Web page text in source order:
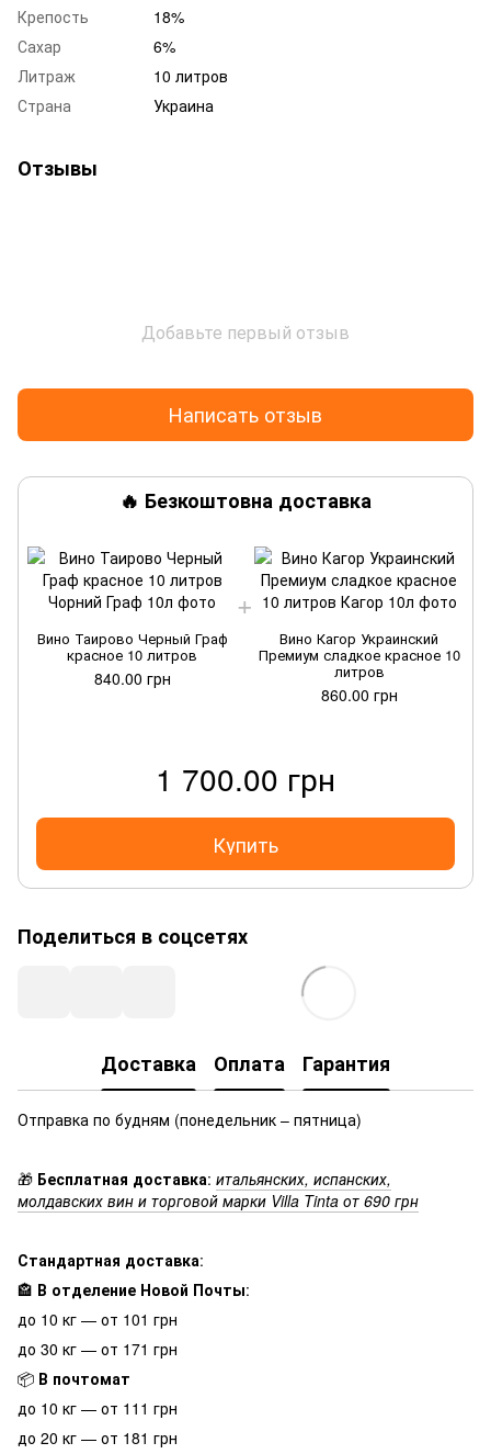
Крепость
18%
Сахар
6%
Литраж
10 литров
Страна
Украина
Отзывы
Добавьте первый отзыв
Написать отзыв
🔥 Безкоштовна доставка
Вино Таирово Черный Граф
красное 10 литров
840.00 грн
Вино Кагор Украинский
Премиум сладкое красное 10
литров
860.00 грн
1 700.00 грн
Купить
Поделиться в соцсетях
Доставка Оплата Гарантия
Отправка по будням (понедельник – пятница)
🎁 Бесплатная доставка: итальянских, испанских,
молдавских вин и торговой марки Villa Tinta от 690 грн
Стандартная доставка:
🏤 В отделение Новой Почты:
до 10 кг — от 101 грн
до 30 кг — от 171 грн
📦 В почтомат
до 10 кг — от 111 грн
до 20 кг — от 181 грн